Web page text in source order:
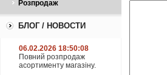
Розпродаж
БЛОГ / НОВОСТИ
06.02.2026 18:50:08
Повний розпродаж
асортименту магазіну.